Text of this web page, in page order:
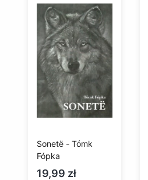
Sonetë - Tómk
Fópka
Cena
19,99 zł